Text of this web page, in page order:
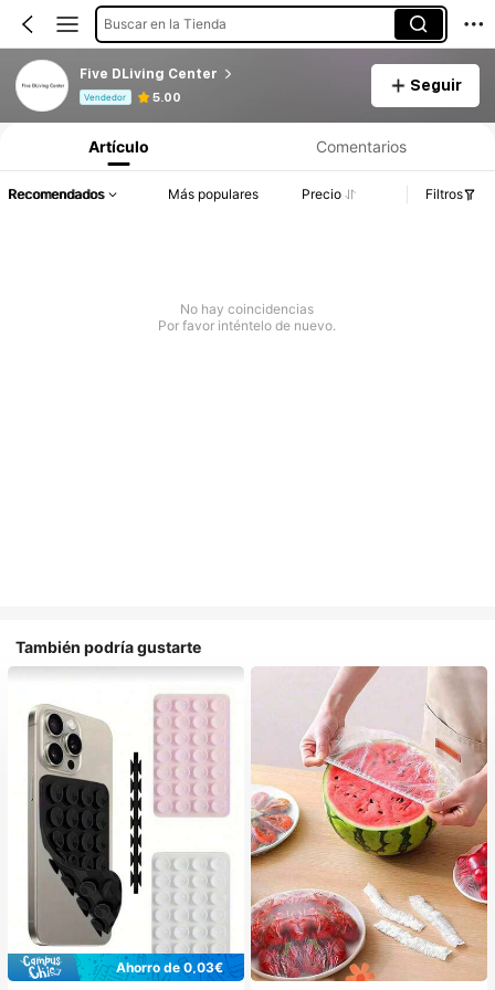
Buscar en la Tienda
Five DLiving Center
Vendedor 5.00
Seguir
Artículo Comentarios
Recomendados Más populares Precio Filtros
No hay coincidencias
Por favor inténtelo de nuevo.
También podría gustarte
Ahorro de 0,03€